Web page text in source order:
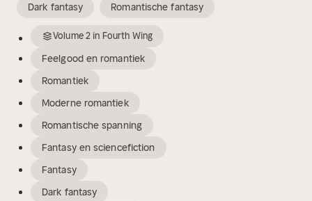
Dark fantasy Romantische fantasy
Volume2 in Fourth Wing
Feelgood en romantiek
Romantiek
Moderne romantiek
Romantische spanning
Fantasy en sciencefiction
Fantasy
Dark fantasy